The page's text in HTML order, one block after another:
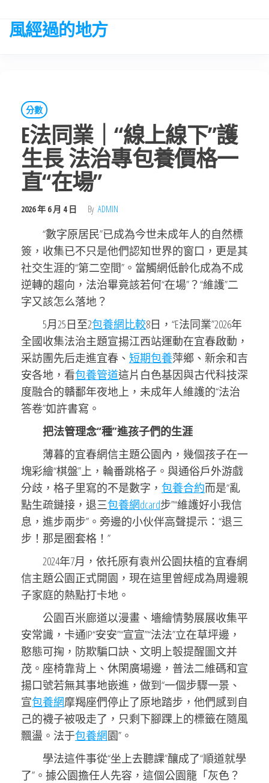
the
風經過的地方
分數
E法同業｜“線上線下”護
生長 法治專包養價格一
直“在場”
2026 年 6 月 4 日 By ADMIN
“數字原居民”已成為今世未成年人的自然標
簽，收集已不只是他們認知世界的窗口，更是其
社交生涯的“第二空間”。當觸網低齡化成為不成
逆轉的趨向，法治畢竟該若何“在場”？“維護”二
字又該怎么落地？
5月25日至2包養網比較8日，“E法同業”2026年
全國收集法治主題宣揚江西站運動在宜春啟動，
采訪團先后走進宜春、 短期包養萍鄉、新余和吉
安各地，看包養管道這片白色基因與古代科技深
度融合的贛鄱年夜地上，未成年人維護的“法治
答卷”如許書寫。
把法管理念“種”進孩子們的生涯
薄暮的宜春網信主題公園內，幾個孩子在一
塊彩繪“棋盤”上，輪番跳格子。與通俗戶外游戲
分歧，格子里寫的不是數字， 包養合約而是“亂
點生疏鏈接，退三包養網dcard步”“維護好小我信
息，進步兩步”。旁邊的小伙伴高聲提示：“退三
步！那是圈套格！”
2024年7月，依托原有袁州公園扶植的宜春網
信主題公園正式開園，現在這里曾經成為周邊親
子家庭的熱點打卡地。
公園百米廊道以漫畫、墻繪情勢展展收集平
安常識，卡通IP“安安”“宣宣”“法法”立在草坪邊，
憨態可掬，防欺騙口訣、文明上彀提醒圖文并
茂。座椅靠背上、休閑廣場邊，普法二維碼和宣
揚口號若無其事地嵌進，做到“一個步驟一景、
宣包養網摩羯座們停止了原地踏步，他們感到自
己的襪子被吸走了，只剩下腳踝上的標籤在隨風
飄盪。法于包養網園”。
學法這件事從“坐上去聽課”釀成了“順道就學
了”。據公園擔任人先容，這個公園籠「灰色？